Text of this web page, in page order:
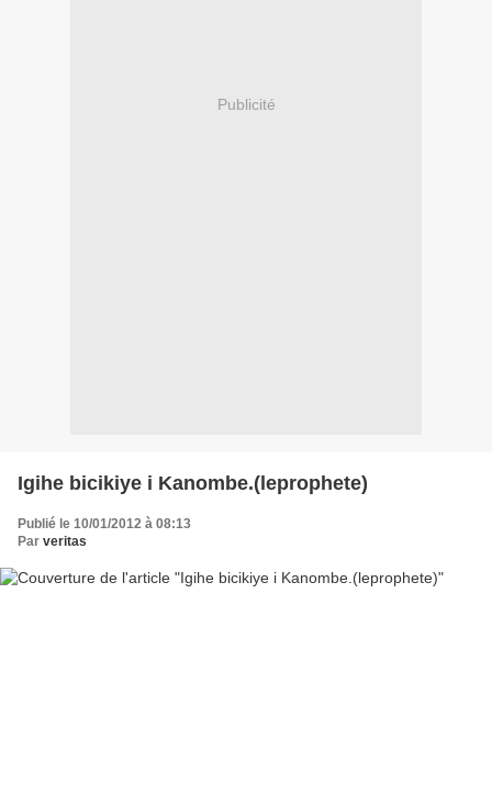
Publicité
Igihe bicikiye i Kanombe.(leprophete)
Publié le 10/01/2012 à 08:13
Par veritas